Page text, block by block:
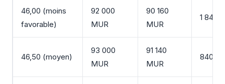
46,00 (moins
favorable)
92 000
MUR
90 160
MUR
1 840
46,50 (moyen)
93 000
MUR
91 140
MUR
840